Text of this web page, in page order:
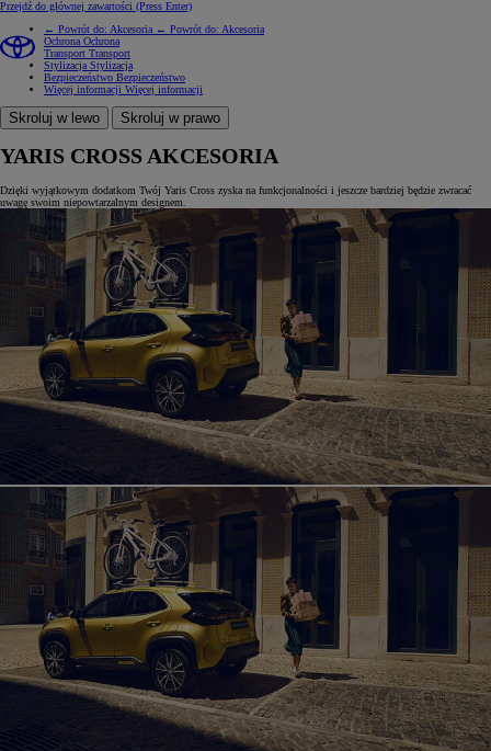
Przejdź do głównej zawartości (Press Enter)
← Powrót do: Akcesoria ← Powrót do: Akcesoria
Ochrona Ochrona
Transport Transport
Stylizacja Stylizacja
Bezpieczeństwo Bezpieczeństwo
Więcej informacji Więcej informacji
Skroluj w lewo Skroluj w prawo
YARIS CROSS AKCESORIA
Dzięki wyjątkowym dodatkom Twój Yaris Cross zyska na funkcjonalności i jeszcze bardziej będzie zwracać
uwagę swoim niepowtarzalnym designem.